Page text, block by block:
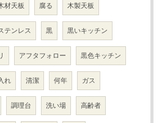
材天板 腐る 木製天板
テンレス 黒 黒いキッチン
アフタフォロー 黒色キッチン
れ 清潔 何年 ガス
調理台 洗い場 高齢者